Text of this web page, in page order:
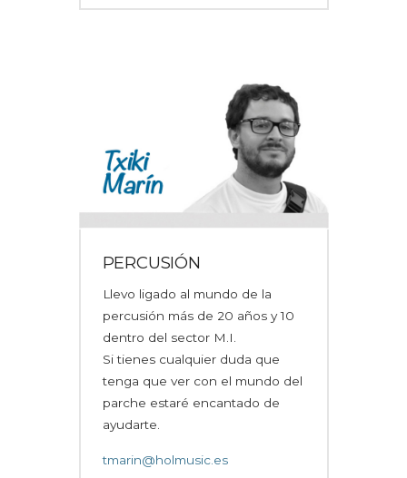
PERCUSIÓN
Llevo ligado al mundo de la
percusión más de 20 años y 10
dentro del sector M.I.
Si tienes cualquier duda que
tenga que ver con el mundo del
parche estaré encantado de
ayudarte.
tmarin@holmusic.es